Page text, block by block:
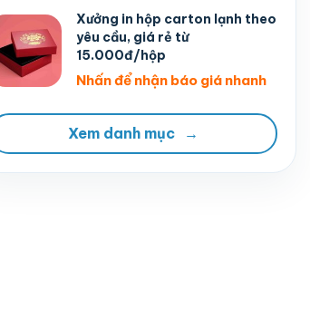
Xưởng in hộp carton lạnh theo
yêu cầu, giá rẻ từ
15.000đ/hộp
Nhấn để nhận báo giá nhanh
Xem danh mục →